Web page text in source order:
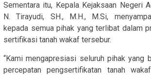
Sementara itu, Kepala Kejaksaan Negeri
N. Tirayudi, SH., M.H., M.Si,
kepada semua pihak yang terlibat dalam
sertifikasi tanah wakaf tersebur.
“Kami mengapresiasi seluruh pihak yang
percepatan pengsertifikatan tanah